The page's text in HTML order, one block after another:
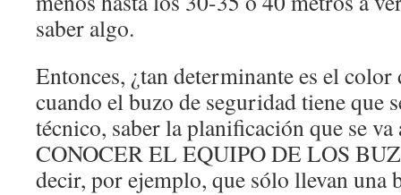
saber algo.
Entonces, ¿tan determinante es el color
cuando el buzo de seguridad tiene que
técnico, saber la planificación que se va
CONOCER EL EQUIPO DE LOS
decir, por ejemplo, que sólo llevan una